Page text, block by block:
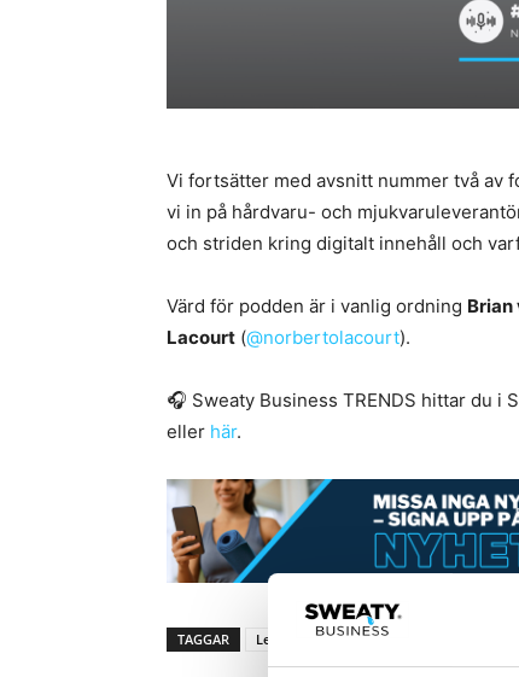
Vi fortsätter med avsnitt nummer två av
vi in på hårdvaru- och
och striden kring digitalt innehåll och
Värd för podden är i vanlig ordning Brian
Lacourt (@norbertolacourt).
🎧 Sweaty Business TRENDS hittar du i
eller här.
TAGGAR Les Mills Norberto Lacourt